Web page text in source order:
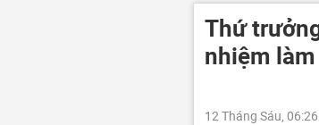
Thứ
nhiệm
12 Tháng Sáu, 06:26